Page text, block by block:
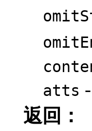
atts
返回：